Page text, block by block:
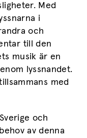
Med
i
och
till den
musik är en
lyssnandet.
med
och
av denna